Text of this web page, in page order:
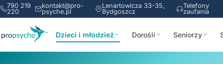
790 219
220
kontakt@pro-
psyche.pl
Lenartowicza 33-35,
Bydgoszcz
Telefony
zaufania
Dzieci i młodzież Dorośli Seniorzy